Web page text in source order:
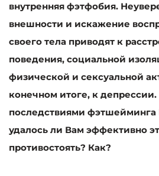
внутренняя фэтфобия.
внешности и искажение
своего тела приводят к
поведения, социальной
физической и сексуальной
конечном итоге, к
последствиями фэтшейминга
удалось ли Вам эффективно
противостоять? Как?